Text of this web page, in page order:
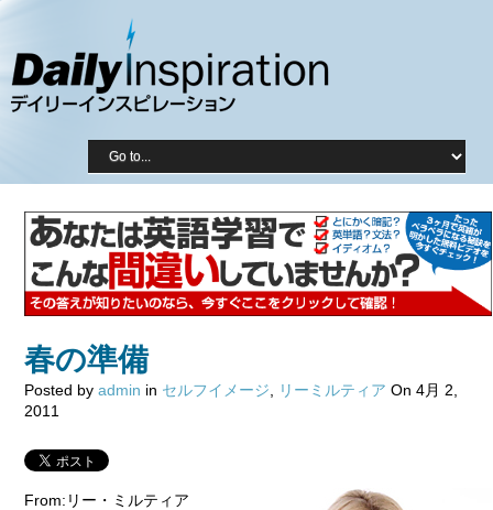
春の準備
Posted by admin in セルフイメージ リーミルティア On 4月 2,
2011
From:リー・ミルティア